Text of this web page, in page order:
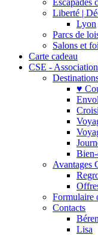
Escapades
Liberté |
Lyon
Parcs de
Salons et
Carte cadeau
CSE -
♥
Bien-
Avantages
Formulaire
Contacts
Lisa